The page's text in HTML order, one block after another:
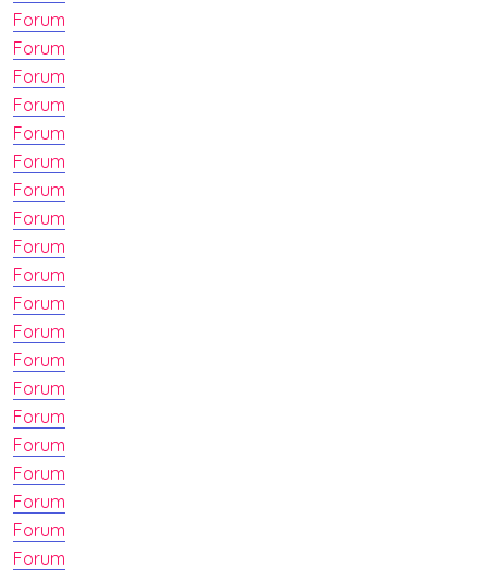
Forum
Forum
Forum
Forum
Forum
Forum
Forum
Forum
Forum
Forum
Forum
Forum
Forum
Forum
Forum
Forum
Forum
Forum
Forum
Forum